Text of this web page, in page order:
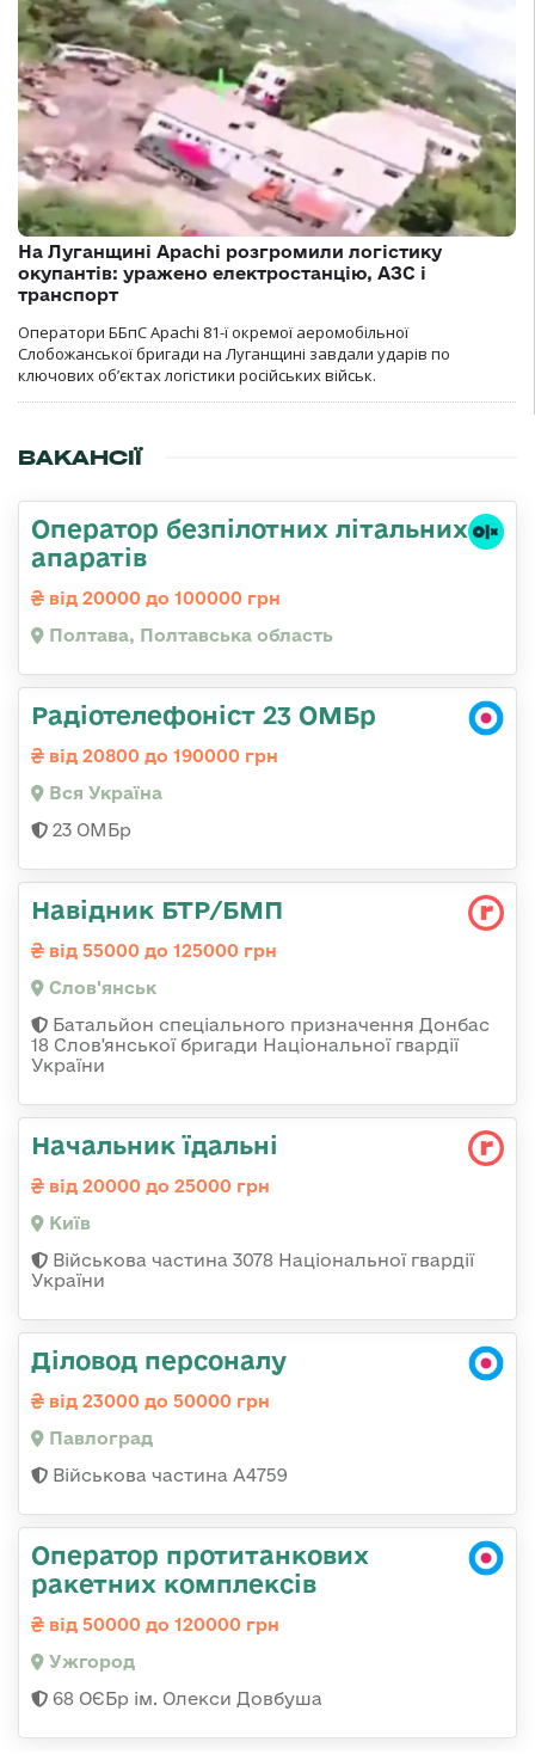
На Луганщині Apachi розгромили логістику
окупантів: уражено електростанцію, АЗС і
транспорт
Оператори ББпС Apachi 81-ї окремої аеромобільної
Слобожанської бригади на Луганщині завдали ударів по
ключових об’єктах логістики російських військ.
ВАКАНСІЇ
Оператор безпілотних літальних
апаратів
від 20000 до 100000 грн
Полтава, Полтавська область
Радіотелефоніст 23 ОМБр
від 20800 до 190000 грн
Вся Україна
23 ОМБр
Навідник БТР/БМП
від 55000 до 125000 грн
Слов'янськ
Батальйон спеціального призначення Донбас
18 Слов'янської бригади Національної гвардії
України
Начальник їдальні
від 20000 до 25000 грн
Київ
Військова частина 3078 Національної гвардії
України
Діловод персоналу
від 23000 до 50000 грн
Павлоград
Військова частина А4759
Оператор протитанкових
ракетних комплексів
від 50000 до 120000 грн
Ужгород
68 ОЄБр ім. Олекси Довбуша